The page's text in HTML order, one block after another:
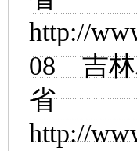
http://
08吉
省
http://